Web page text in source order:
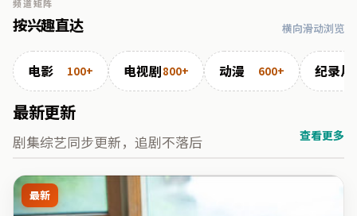
频道矩阵
按兴趣直达 横向滑动浏览
电影 100+ 电视剧800+ 动漫 600+ 纪录片
最新更新
剧集综艺同步更新，追剧不落后 查看更多
最新